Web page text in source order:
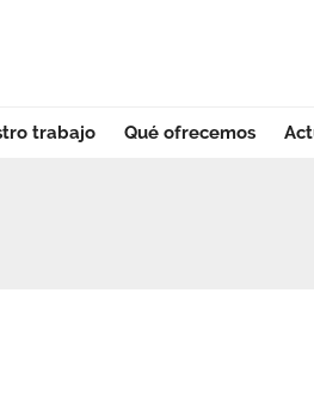
trabajo Qué ofrecemos